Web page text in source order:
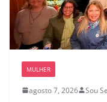
MULHER
agosto 7, 2026 Sou